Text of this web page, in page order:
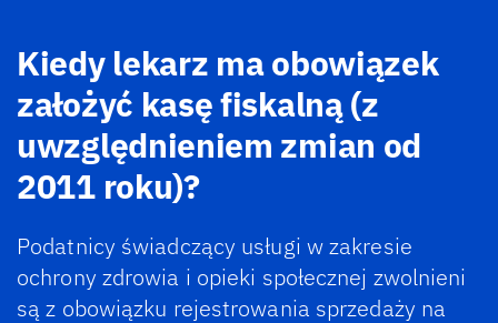
Kiedy lekarz ma obowiązek
założyć kasę fiskalną (z
uwzględnieniem zmian od
2011 roku)?
Podatnicy świadczący usługi w zakresie
ochrony zdrowia i opieki społecznej zwolnieni
są z obowiązku rejestrowania sprzedaży na